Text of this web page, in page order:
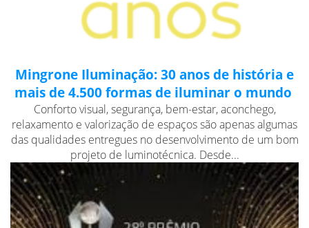
Mingrone Iluminação: 30 anos de história e
mais de 4.500 formas de iluminar o mundo
Conforto visual, segurança, bem-estar, aconchego,
relaxamento e valorização de espaços são apenas algumas
das qualidades entregues no desenvolvimento de um bom
projeto de luminotécnica. Desde...